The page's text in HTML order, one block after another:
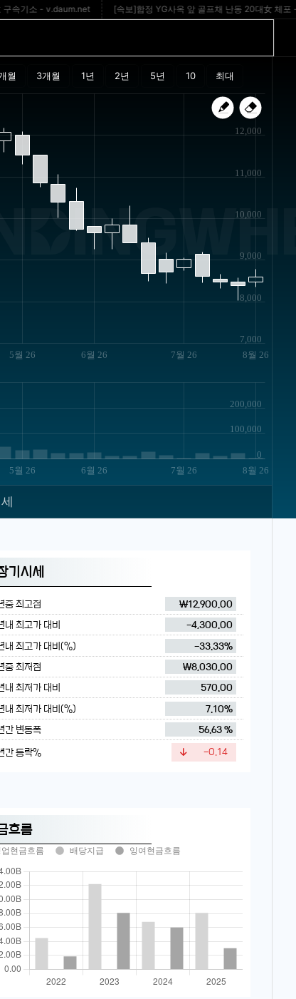
소 - v.daum.net [속보]합정 YG사옥 앞 골프채 난동 20대女 체포 - 문화
5월 26 6월 26 7월 26 8월 26
7,000
8,000
9,000
10,000
11,000
12,000
5월 26 6월 26 7월 26 8월 26
0
100,000
200,000
기시세
중 최고점
₩12,900.00
내 최고가 대비
-4,300.00
내 최고가 대비(%)
-33.33%
중 최저점
₩8,030.00
내 최저가 대비
570.00
내 최저가 대비(%)
7.10%
간 변동폭
56.63 %
간 등락%
-0.14
흐름
업현금흐름 배당지급 잉여현금흐름